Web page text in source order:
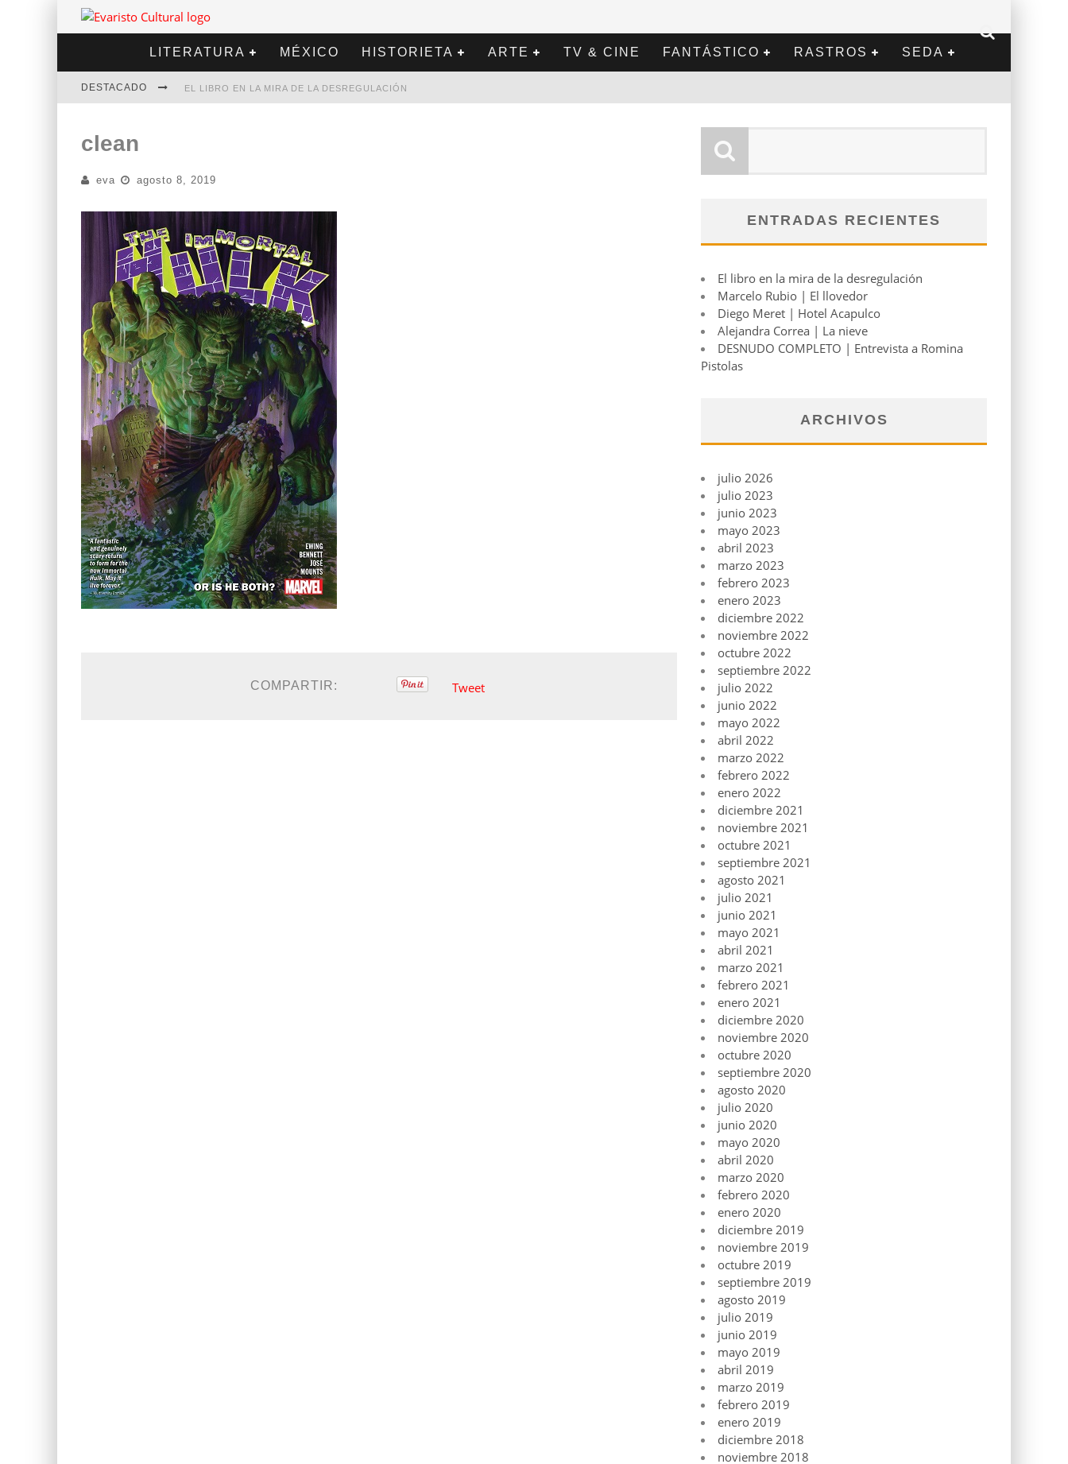
LITERATURA MÉXICO HISTORIETA ARTE TV & CINE FANTÁSTICO RASTROS SEDA
DESTACADO EL LIBRO EN LA MIRA DE LA DESREGULACIÓN
ALEJANDRA CORREA | LA NIEVE
clean
eva agosto 8, 2019
COMPARTIR: Tweet
ENTRADAS RECIENTES
El libro en la mira de la desregulación
Marcelo Rubio | El llovedor
Diego Meret | Hotel Acapulco
Alejandra Correa | La nieve
DESNUDO COMPLETO | Entrevista a Romina
Pistolas
ARCHIVOS
julio 2026
julio 2023
junio 2023
mayo 2023
abril 2023
marzo 2023
febrero 2023
enero 2023
diciembre 2022
noviembre 2022
octubre 2022
septiembre 2022
julio 2022
junio 2022
mayo 2022
abril 2022
marzo 2022
febrero 2022
enero 2022
diciembre 2021
noviembre 2021
octubre 2021
septiembre 2021
agosto 2021
julio 2021
junio 2021
mayo 2021
abril 2021
marzo 2021
febrero 2021
enero 2021
diciembre 2020
noviembre 2020
octubre 2020
septiembre 2020
agosto 2020
julio 2020
junio 2020
mayo 2020
abril 2020
marzo 2020
febrero 2020
enero 2020
diciembre 2019
noviembre 2019
octubre 2019
septiembre 2019
agosto 2019
julio 2019
junio 2019
mayo 2019
abril 2019
marzo 2019
febrero 2019
enero 2019
diciembre 2018
noviembre 2018